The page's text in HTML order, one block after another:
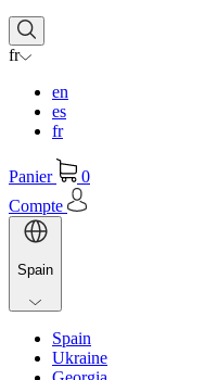
fr
en
es
fr
Panier
0
Compte
Spain
Spain
Ukraine